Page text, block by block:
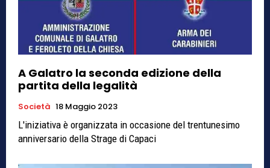
A Galatro la seconda edizione della
partita della legalità
Società 18 Maggio 2023
L'iniziativa è organizzata in occasione del trentunesimo
anniversario della Strage di Capaci